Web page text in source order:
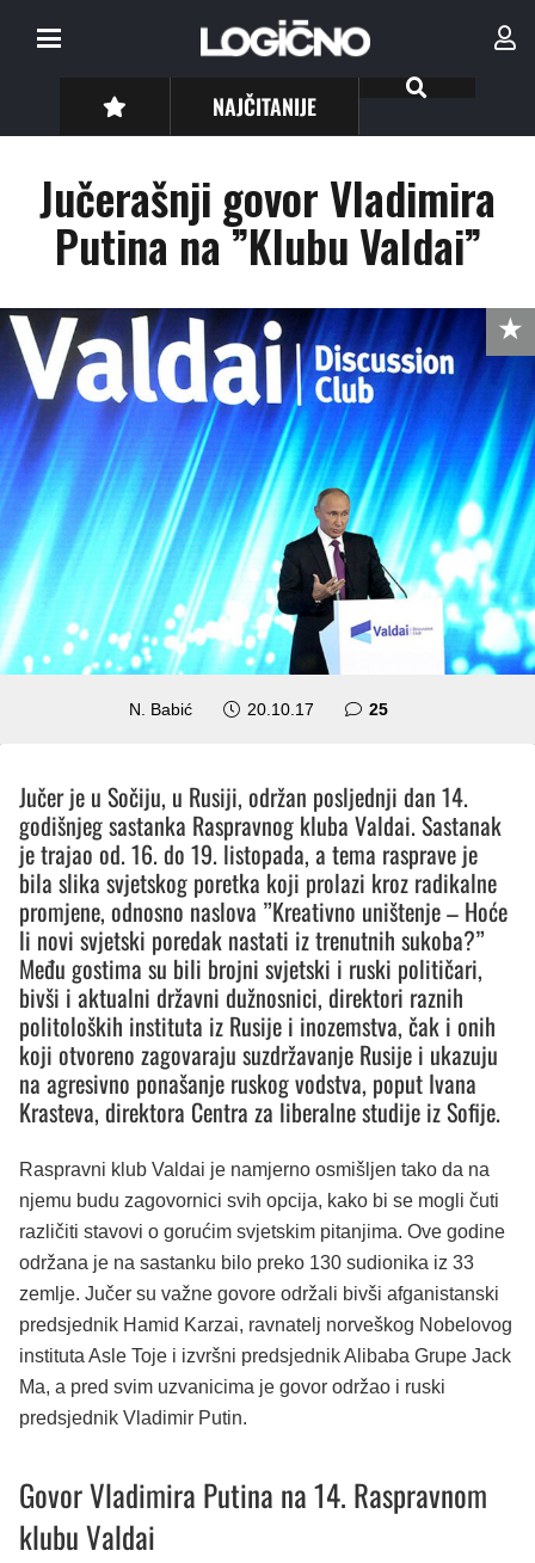
NAJČITANIJE
Jučerašnji govor Vladimira
Putina na ”Klubu Valdai”
N. Babić 20.10.17 25komentara
Jučer je u Sočiju, u Rusiji, održan posljednji dan 14.
godišnjeg sastanka Raspravnog kluba Valdai. Sastanak
je trajao od. 16. do 19. listopada, a tema rasprave je
bila slika svjetskog poretka koji prolazi kroz radikalne
promjene, odnosno naslova ”Kreativno uništenje – Hoće
li novi svjetski poredak nastati iz trenutnih sukoba?”
Među gostima su bili brojni svjetski i ruski političari,
bivši i aktualni državni dužnosnici, direktori raznih
politoloških instituta iz Rusije i inozemstva, čak i onih
koji otvoreno zagovaraju suzdržavanje Rusije i ukazuju
na agresivno ponašanje ruskog vodstva, poput Ivana
Krasteva, direktora Centra za liberalne studije iz Sofije.
Raspravni klub Valdai je namjerno osmišljen tako da na
njemu budu zagovornici svih opcija, kako bi se mogli čuti
različiti stavovi o gorućim svjetskim pitanjima. Ove godine
održana je na sastanku bilo preko 130 sudionika iz 33
zemlje. Jučer su važne govore održali bivši afganistanski
predsjednik Hamid Karzai, ravnatelj norveškog Nobelovog
instituta Asle Toje i izvršni predsjednik Alibaba Grupe Jack
Ma, a pred svim uzvanicima je govor održao i ruski
predsjednik Vladimir Putin.
Govor Vladimira Putina na 14. Raspravnom
klubu Valdai